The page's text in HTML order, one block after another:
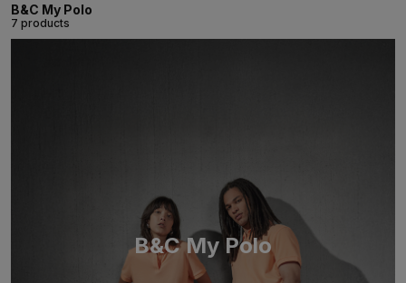
B&C My Polo
7 products
B&C My Polo